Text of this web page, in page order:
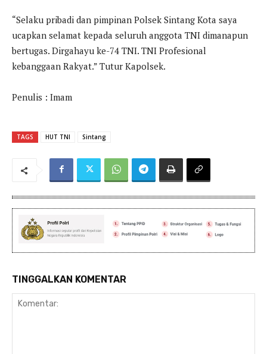
“Selaku pribadi dan pimpinan Polsek Sintang Kota saya
ucapkan selamat kepada seluruh anggota TNI dimanapun
bertugas. Dirgahayu ke-74 TNI. TNI Profesional
kebanggaan Rakyat.” Tutur Kapolsek.
Penulis : Imam
TAGS HUT TNI Sintang
TINGGALKAN KOMENTAR